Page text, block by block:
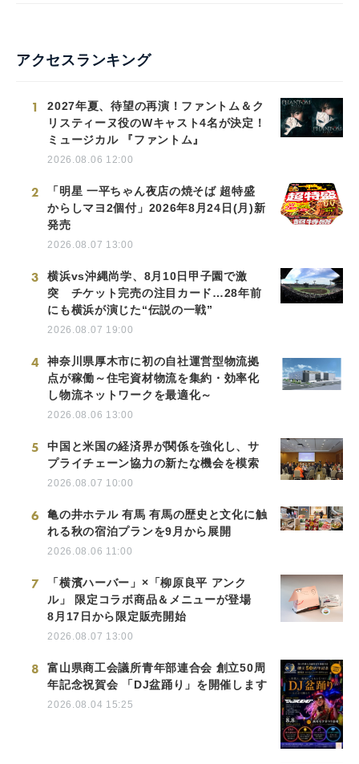
アクセスランキング
1
2027年夏、待望の再演！ファントム＆ク
リスティーヌ役のWキャスト4名が決定！
ミュージカル 『ファントム』
2026.08.06 12:00
2
「明星 一平ちゃん夜店の焼そば 超特盛
からしマヨ2個付」2026年8月24日(月)新
発売
2026.08.07 13:00
3
横浜vs沖縄尚学、8月10日甲子園で激
突 チケット完売の注目カード…28年前
にも横浜が演じた“伝説の一戦”
2026.08.07 19:00
4
神奈川県厚木市に初の自社運営型物流拠
点が稼働～住宅資材物流を集約・効率化
し物流ネットワークを最適化～
2026.08.06 13:00
5
中国と米国の経済界が関係を強化し、サ
プライチェーン協力の新たな機会を模索
2026.08.07 10:00
6
亀の井ホテル 有馬 有馬の歴史と文化に触
れる秋の宿泊プランを9月から展開
2026.08.06 11:00
7
「横濱ハーバー」×「柳原良平 アンク
ル」 限定コラボ商品＆メニューが登場
8月17日から限定販売開始
2026.08.07 13:00
8
富山県商工会議所青年部連合会 創立50周
年記念祝賀会 「DJ盆踊り」を開催します
2026.08.04 15:25